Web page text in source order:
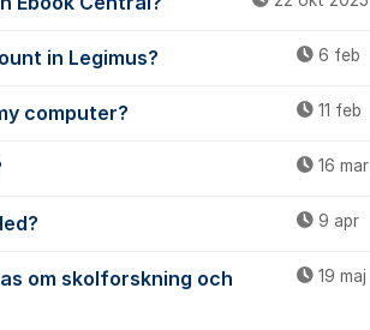
in Legimus? 6 feb
computer? 11 feb
16 mar
9 apr
om skolforskning och
19 maj